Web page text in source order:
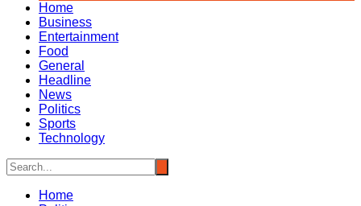
Home
Business
Entertainment
Food
General
Headline
News
Politics
Sports
Technology
Home